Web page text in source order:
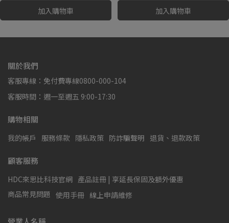
加入購物車 加入購物車
關於我們
客服專線：免付費專線0800-000-104
客服時間：週一至週五 9:00-17:30
購物相關
我的帳戶 服務條款 隱私政策 防詐騙聲明 退貨、退款政策
顧客服務
HDC來思比科技官網 產品註冊 | 享延長保固及額外優惠
商品常見問題 使用手冊 線上申請維修